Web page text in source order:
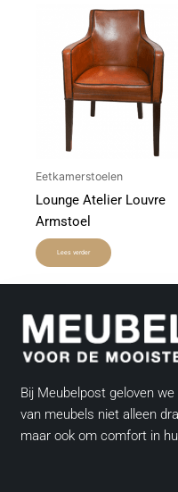
Eetkamerstoelen
Lounge Atelier Louvre
Armstoel
Lees verder
Bij Meubelpost geloven
van meubels niet alleen
maar ook om comfort in